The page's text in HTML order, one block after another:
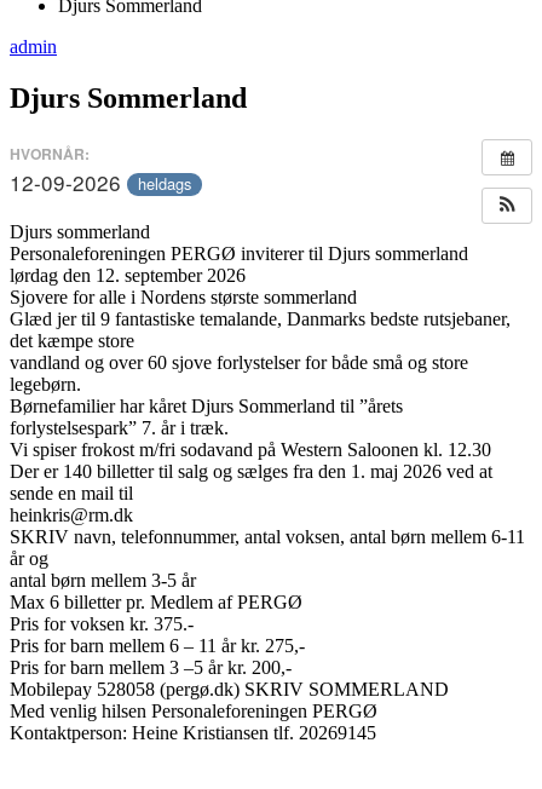
Djurs Sommerland
admin
Djurs Sommerland
HVORNÅR:
12-09-2026 heldags
Djurs sommerland
Personaleforeningen PERGØ inviterer til Djurs sommerland
lørdag den 12. september 2026
Sjovere for alle i Nordens største sommerland
Glæd jer til 9 fantastiske temalande, Danmarks bedste rutsjebaner,
det kæmpe store
vandland og over 60 sjove forlystelser for både små og store
legebørn.
Børnefamilier har kåret Djurs Sommerland til ”årets
forlystelsespark” 7. år i træk.
Vi spiser frokost m/fri sodavand på Western Saloonen kl. 12.30
Der er 140 billetter til salg og sælges fra den 1. maj 2026 ved at
sende en mail til
heinkris@rm.dk
SKRIV navn, telefonnummer, antal voksen, antal børn mellem 6-11
år og
antal børn mellem 3-5 år
Max 6 billetter pr. Medlem af PERGØ
Pris for voksen kr. 375.-
Pris for barn mellem 6 – 11 år kr. 275,-
Pris for barn mellem 3 –5 år kr. 200,-
Mobilepay 528058 (pergø.dk) SKRIV SOMMERLAND
Med venlig hilsen Personaleforeningen PERGØ
Kontaktperson: Heine Kristiansen tlf. 20269145